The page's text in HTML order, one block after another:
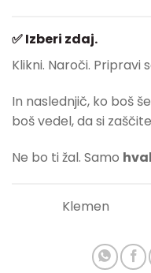
✅ Izberi zdaj.
Klikni. Naroči. Pripravi
In naslednjič, ko boš
boš vedel, da si
Ne bo ti žal. Samo
Klemen